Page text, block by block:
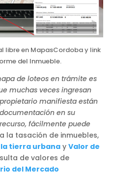
libre en MapasCordoba y link
del Inmueble.
de loteos en trámite es
muchas veces ingresan
manifiesta están
en su
fácilmente puede
la tasación de inmuebles,
la tierra urbana yValor de
de valores de
del Mercado